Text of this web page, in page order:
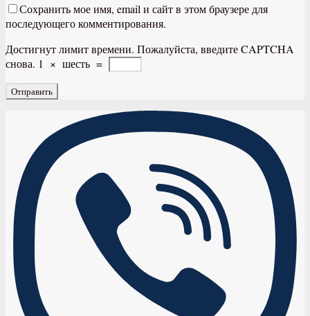
Сохранить мое имя, email и сайт в этом браузере для
последующего комментирования.
Достигнут лимит времени. Пожалуйста, введите CAPTCHA
снова. 1 × шесть =